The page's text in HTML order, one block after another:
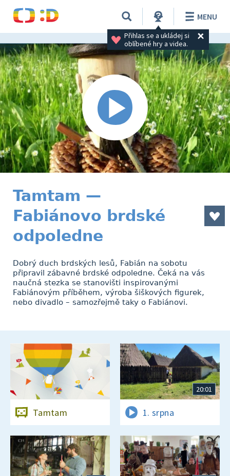
Přihlas se a ukládej si
oblíbené hry a videa.
MENU
Tamtam —
Fabiánovo brdské
odpoledne
Dobrý duch brdských lesů, Fabián na sobotu
připravil zábavné brdské odpoledne. Čeká na vás
naučná stezka se stanovišti inspirovanými
Fabiánovým příběhem, výroba šiškových figurek,
nebo divadlo – samozřejmě taky o Fabiánovi.
Tamtam
20:01
1. srpna